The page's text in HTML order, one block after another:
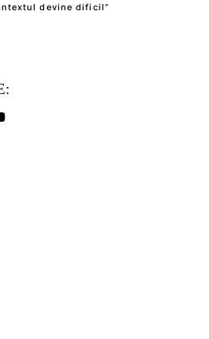
devine dificil”